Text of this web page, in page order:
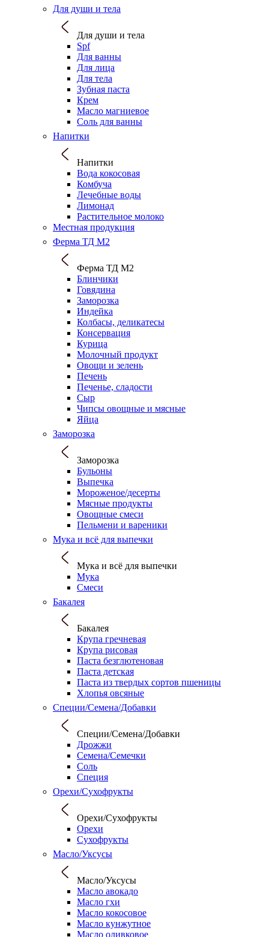
Для души и тела
Для души и тела
Spf
Для ванны
Для лица
Для тела
Зубная паста
Крем
Масло магниевое
Соль для ванны
Напитки
Напитки
Вода кокосовая
Комбуча
Лечебные воды
Лимонад
Растительное молоко
Местная продукция
Ферма ТД М2
Ферма ТД М2
Блинчики
Говядина
Заморозка
Индейка
Колбасы, деликатесы
Консервация
Курица
Молочный продукт
Овощи и зелень
Печень
Печенье, сладости
Сыр
Чипсы овощные и мясные
Яйца
Заморозка
Заморозка
Бульоны
Выпечка
Мороженое/десерты
Мясные продукты
Овощные смеси
Пельмени и вареники
Мука и всё для выпечки
Мука и всё для выпечки
Мука
Смеси
Бакалея
Бакалея
Крупа гречневая
Крупа рисовая
Паста безглютеновая
Паста детская
Паста из твердых сортов пшеницы
Хлопья овсяные
Специи/Семена/Добавки
Специи/Семена/Добавки
Дрожжи
Семена/Семечки
Соль
Специя
Орехи/Сухофрукты
Орехи/Сухофрукты
Орехи
Сухофрукты
Масло/Уксусы
Масло/Уксусы
Масло авокадо
Масло гхи
Масло кокосовое
Масло кунжутное
Масло оливковое